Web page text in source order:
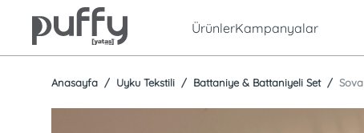
ÜrünlerKampanyalar
Anasayfa Uyku Tekstili Battaniye & Battaniyeli Set Sova